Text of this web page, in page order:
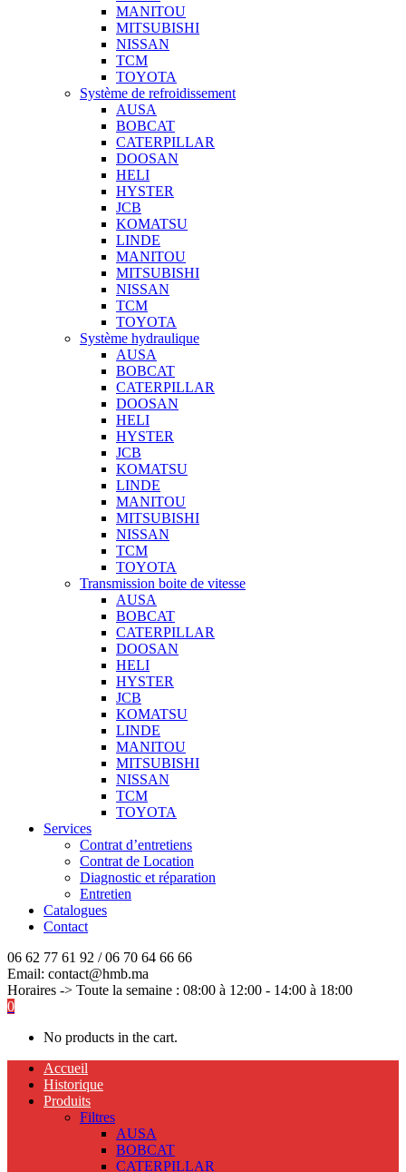
MANITOU
MITSUBISHI
NISSAN
TCM
TOYOTA
Système de refroidissement
AUSA
BOBCAT
CATERPILLAR
DOOSAN
HELI
HYSTER
JCB
KOMATSU
LINDE
MANITOU
MITSUBISHI
NISSAN
TCM
TOYOTA
Système hydraulique
AUSA
BOBCAT
CATERPILLAR
DOOSAN
HELI
HYSTER
JCB
KOMATSU
LINDE
MANITOU
MITSUBISHI
NISSAN
TCM
TOYOTA
Transmission boite de vitesse
AUSA
BOBCAT
CATERPILLAR
DOOSAN
HELI
HYSTER
JCB
KOMATSU
LINDE
MANITOU
MITSUBISHI
NISSAN
TCM
TOYOTA
Services
Contrat d’entretiens
Contrat de Location
Diagnostic et réparation
Entretien
Catalogues
Contact
06 62 77 61 92 / 06 70 64 66 66
Email: contact@hmb.ma
Horaires -> Toute la semaine : 08:00 à 12:00 - 14:00 à 18:00
0
No products in the cart.
Accueil
Historique
Produits
Filtres
AUSA
BOBCAT
CATERPILLAR